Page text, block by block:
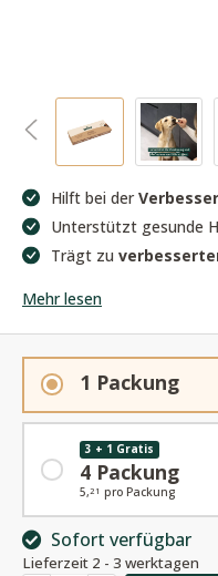
Hilft bei der
Unterstützt gesunde
Trägt zu
Mehr lesen
Sofort verfügbar
Lieferzeit 2 - 3 werktagen
1 Packung
3 + 1 Gratis
4 Packung
5,21 pro Packung